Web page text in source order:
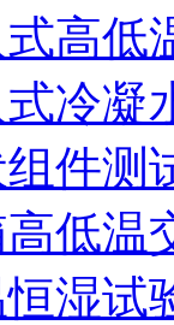
高低
冷凝
件测
低温
湿试